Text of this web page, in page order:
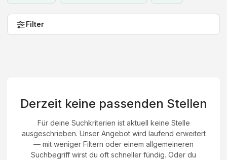
Filter
Derzeit keine passenden Stellen
Für deine Suchkriterien ist aktuell keine Stelle
ausgeschrieben. Unser Angebot wird laufend erweitert
— mit weniger Filtern oder einem allgemeineren
Suchbegriff wirst du oft schneller fündig. Oder du